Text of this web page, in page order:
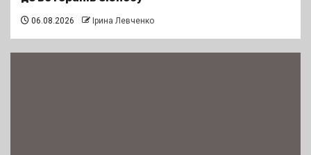
06.08.2026 Ірина Левченко